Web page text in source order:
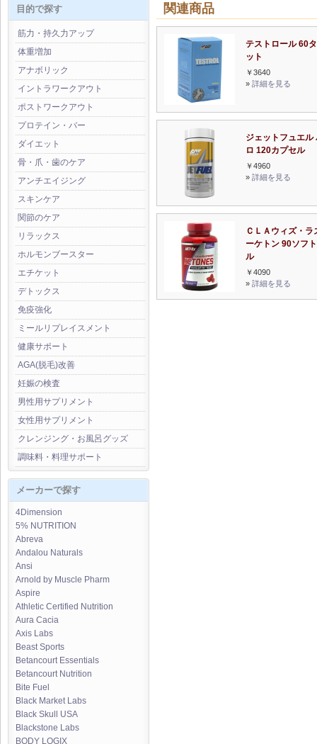
目的で探す
筋力・持久力アップ
体重増加
アナボリック
イントラワークアウト
ポストワークアウト
プロテイン・バー
ダイエット
骨・爪・歯のケア
アンチエイジング
スキンケア
関節のケア
リラックス
ホルモンブースター
エチケット
デトックス
免疫強化
ミールリプレイスメント
健康サポート
AGA(脱毛)改善
妊娠の検査
男性用サプリメント
女性用サプリメント
クレンジング・お風呂グッズ
調味料・料理サポート
メーカーで探す
4Dimension
5% NUTRITION
Abreva
Andalou Naturals
Ansi
Arnold by Muscle Pharm
Aspire
Athletic Certified Nutrition
Aura Cacia
Axis Labs
Beast Sports
Betancourt Essentials
Betancourt Nutrition
Bite Fuel
Black Market Labs
Black Skull USA
Blackstone Labs
BODY LOGIX
関連商品
テストロール 60
ット
￥3640
» 詳細を見る
ジェットフュエル
ロ 120カプセル
￥4960
» 詳細を見る
ＣＬＡウィズ・ラ
ーケトン 90ソフ
ル
￥4090
» 詳細を見る